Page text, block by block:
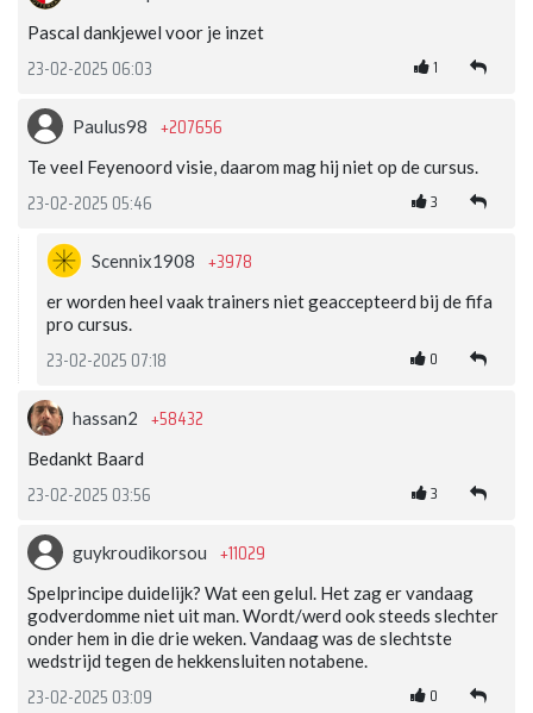
Pascal dankjewel voor je inzet
23-02-2025 06:03 1
Paulus98 +207656
Te veel Feyenoord visie, daarom mag hij niet op de cursus.
23-02-2025 05:46 3
Scennix1908 +3978
er worden heel vaak trainers niet geaccepteerd bij de fifa
pro cursus.
23-02-2025 07:18 0
hassan2 +58432
Bedankt Baard
23-02-2025 03:56 3
guykroudikorsou +11029
Spelprincipe duidelijk? Wat een gelul. Het zag er vandaag
godverdomme niet uit man. Wordt/werd ook steeds slechter
onder hem in die drie weken. Vandaag was de slechtste
wedstrijd tegen de hekkensluiten notabene.
23-02-2025 03:09 0